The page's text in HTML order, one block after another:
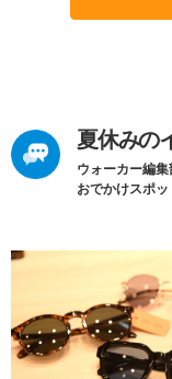
夏休みの
ウォーカー編
おでかけスポッ